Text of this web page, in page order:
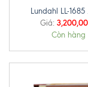
Lundahl LL-
Giá:
Còn hàng